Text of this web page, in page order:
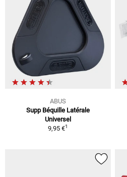
ABUS
Supp Béquille Latérale
Universel
9,95 €1